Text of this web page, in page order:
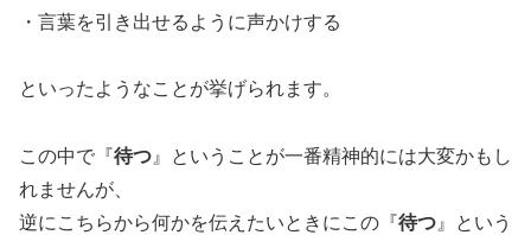
・言葉を引き出せるように声かけする
といったようなことが挙げられます。
この中で『待つ 』ということが一番精神的には大変かもし
れませんが、
逆にこちらから何かを伝えたいときにこの『待つ 』という